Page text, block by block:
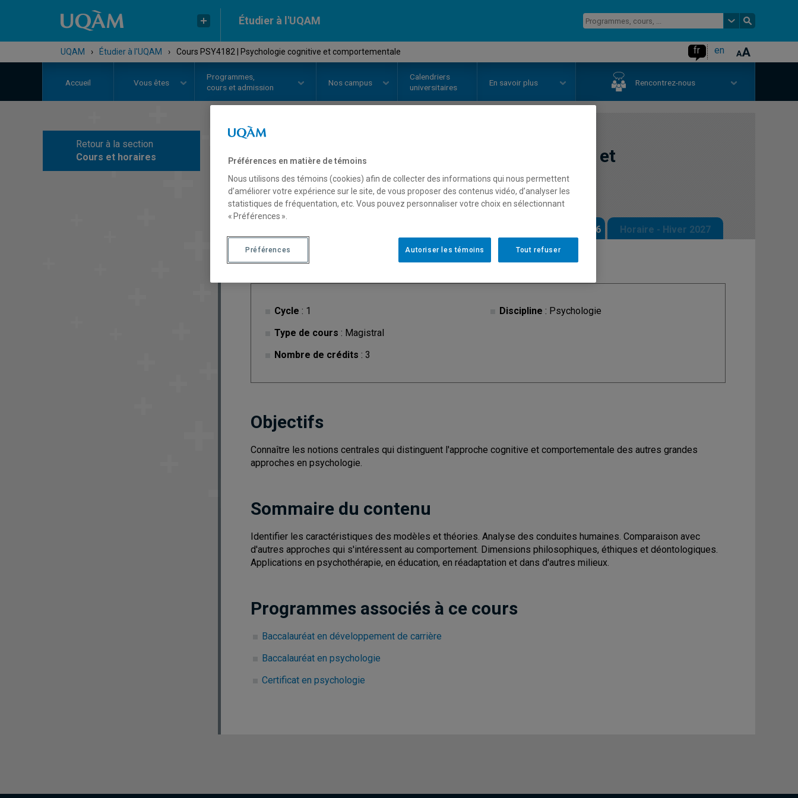
Étudier à l'UQAM
UQAM › Étudier à l'UQAM › Cours PSY4182 | Psychologie cognitive et comportementale fr en
Accueil Vous êtes
Programmes,
cours et admission
Nos campus
Calendriers
universitaires
En savoir plus Rencontrez-nous
Retour à la section
Cours et horaires
COURS// PSY4182
Psychologie cognitive et
comportementale
Horaire - Automne 2026 Horaire - Hiver 2027
Cycle : 1
Type de cours : Magistral
Nombre de crédits : 3
Discipline : Psychologie
Objectifs
Connaître les notions centrales qui distinguent l'approche cognitive et comportementale des autres grandes
approches en psychologie.
Sommaire du contenu
Identifier les caractéristiques des modèles et théories. Analyse des conduites humaines. Comparaison avec
d'autres approches qui s'intéressent au comportement. Dimensions philosophiques, éthiques et déontologiques.
Applications en psychothérapie, en éducation, en réadaptation et dans d'autres milieux.
Programmes associés à ce cours
Baccalauréat en développement de carrière
Baccalauréat en psychologie
Certificat en psychologie
Préférences en matière de témoins
Nous utilisons des témoins (cookies) afin de collecter des informations qui nous permettent
d’améliorer votre expérience sur le site, de vous proposer des contenus vidéo, d’analyser les
statistiques de fréquentation, etc. Vous pouvez personnaliser votre choix en sélectionnant
« Préférences ».
Tout refuser
Autoriser les témoins
Préférences